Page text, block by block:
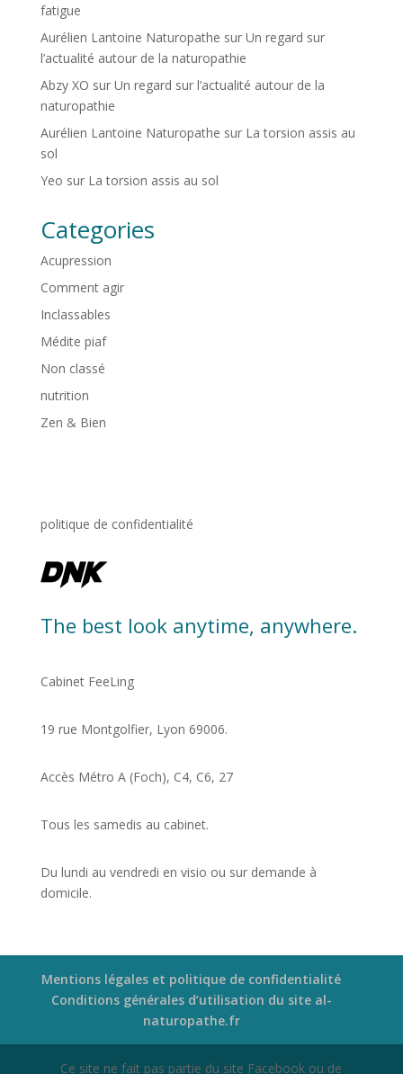
fatigue
Aurélien Lantoine Naturopathe sur Un regard sur
l’actualité autour de la naturopathie
Abzy XO sur Un regard sur l’actualité autour de la
naturopathie
Aurélien Lantoine Naturopathe sur La torsion assis au
sol
Yeo sur La torsion assis au sol
Categories
Acupression
Comment agir
Inclassables
Médite piaf
Non classé
nutrition
Zen & Bien
politique de confidentialité
The best look anytime, anywhere.
Cabinet FeeLing
19 rue Montgolfier, Lyon 69006.
Accès Métro A (Foch), C4, C6, 27
Tous les samedis au cabinet.
Du lundi au vendredi en visio ou sur demande à
domicile.
Mentions légales et politique de confidentialité
Conditions générales d’utilisation du site al-
naturopathe.fr
Ce site ne fait pas partie du site Facebook ou de